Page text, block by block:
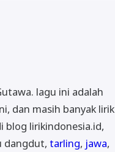
lagu ini adalah
dan masih banyak lirik
blog lirikindonesia.id,
dangdut, tarling, jawa,